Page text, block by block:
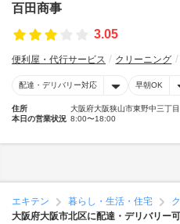
百田商事
3.05
便利屋・代行サービス クリーニング
配達・デリバリー対応 早朝OK
住所
大阪府大阪狭山市東野中三丁
本日の営業状況 8:00〜18:00
エキテン 暮らし・生活・住宅
大阪府大阪市北区に配達・デリバリー